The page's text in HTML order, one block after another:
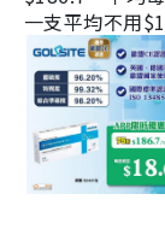
一支平均不用